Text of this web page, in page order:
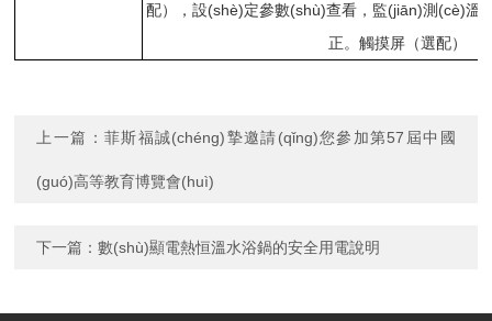
配），設(shè)定參數(shù)查看，監(jiān)測(cè)溫
正。觸摸屏（選配）
上一篇： 菲斯福誠(chéng)摯邀請(qǐng)您參加第57屆中國
(guó)高等教育博覽會(huì)
下一篇：數(shù)顯電熱恒溫水浴鍋的安全用電說明